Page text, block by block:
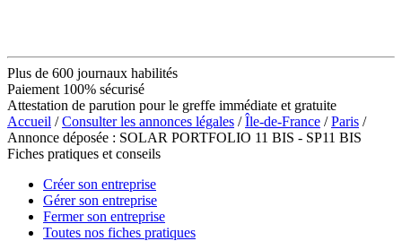
Plus de 600 journaux habilités
Paiement 100% sécurisé
Attestation de parution pour le greffe immédiate et gratuite
Accueil /Consulter les annonces légales /Île-de-France /Paris /
Annonce déposée : SOLAR PORTFOLIO 11 BIS - SP11 BIS
Fiches pratiques et conseils
Créer son entreprise
Gérer son entreprise
Fermer son entreprise
Toutes nos fiches pratiques